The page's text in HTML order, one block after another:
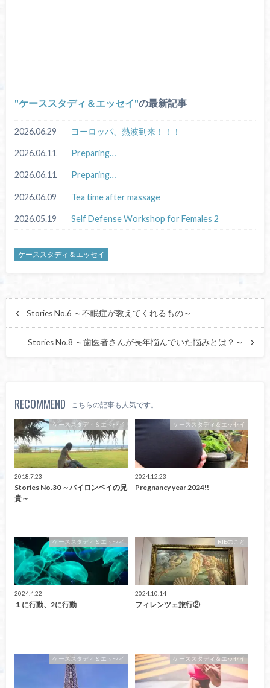
ケーススタディ＆エッセイ の最新記事
2026.06.29 ヨーロッパ、熱波到来！！！
2026.06.11 Preparing…
2026.06.11 Preparing…
2026.06.09 Tea time after massage
2026.05.19 Self Defense Workshop for Females 2
ケーススタディ＆エッセイ
Stories No.6 ～不眠症が教えてくれるもの～
Stories No.8 ～歯医者さんが長年悩んでいた悩みとは？～
RECOMMEND こちらの記事も人気です。
ケーススタディ＆エッセイ
2018.7.23
Stories No.30 ～バイロンベイの兄
貴～
ケーススタディ＆エッセイ
2024.12.23
Pregnancy year 2024!!
ケーススタディ＆エッセイ
2024.4.22
１に行動、2に行動
RIEのこと
2024.10.14
フィレンツェ旅行②
ケーススタディ＆エッセイ ケーススタディ＆エッセイ